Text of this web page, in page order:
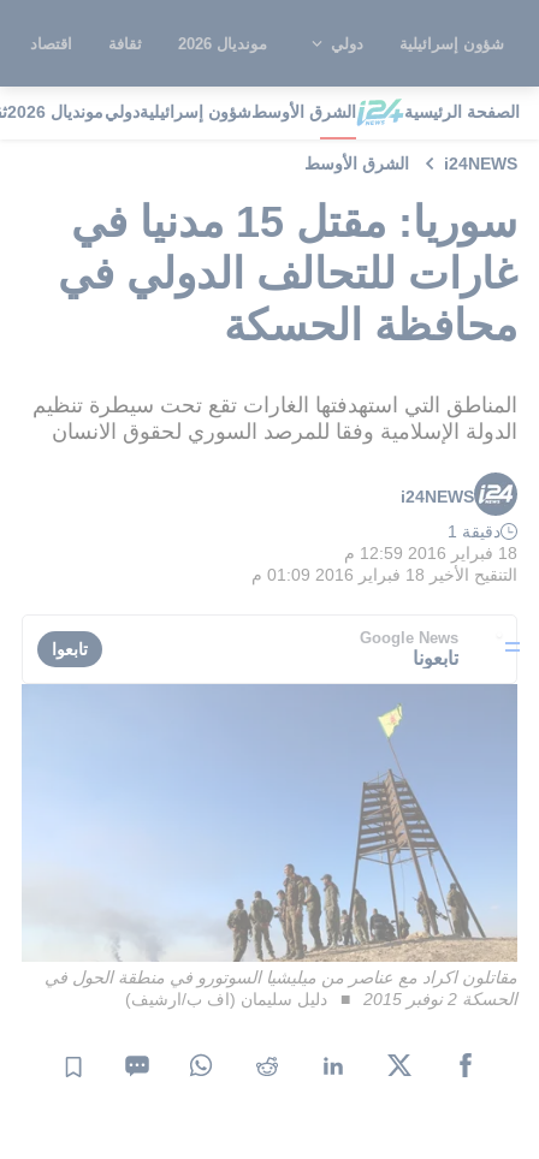
شؤون إسرائيلية دولي مونديال 2026 ثقافة اقتصاد
الصفحة الرئيسية الشرق الأوسطشؤون إسرائيليةدوليمونديال 2026
i24NEWS الشرق الأوسط
سوريا: مقتل 15 مدنيا في
غارات للتحالف الدولي في
محافظة الحسكة
المناطق التي استهدفتها الغارات تقع تحت سيطرة تنظيم
الدولة الإسلامية وفقا للمرصد السوري لحقوق الانسان
i24NEWS
دقيقة 1
18 فبراير 2016 12:59 م
التنقيح الأخير 18 فبراير 2016 01:09 م
Google News
تابعونا تابعوا
مقاتلون اكراد مع عناصر من ميليشيا السوتورو في منطقة الحول في
الحسكة 2 نوفبر 2015
دليل سليمان (اف ب/ارشيف)